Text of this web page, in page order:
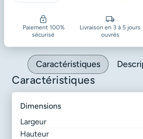
Paiement 100%
sécurisé
Livraison en 3 à 5 jours
ouvrés
Caractéristiques
Caractéristiques
dimensions
Largeur
Hauteur